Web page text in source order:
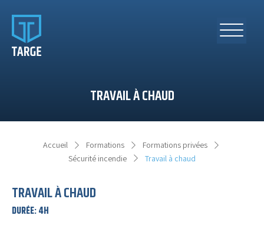
TRAVAIL À CHAUD
Accueil Formations
Formations privées
Sécurité incendie
Travail à chaud
TRAVAIL À CHAUD
DURÉE:4H